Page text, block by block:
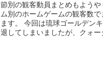
節別の観客動員まとめもよう
ム別のホームゲームの観客数
ます。 今回は琉球ゴールデン
退してしまいましたが、クォ